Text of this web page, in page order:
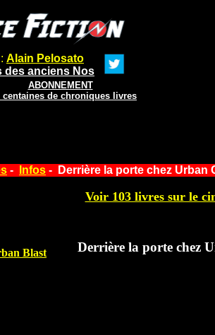
Alain Pelosato
des anciens Nos
ABONNEMENT
centaines de chroniques livres
- Infos - Derrière la porte chez Urban
Voir 103 livres sur le
Blast
Derrière la porte chez